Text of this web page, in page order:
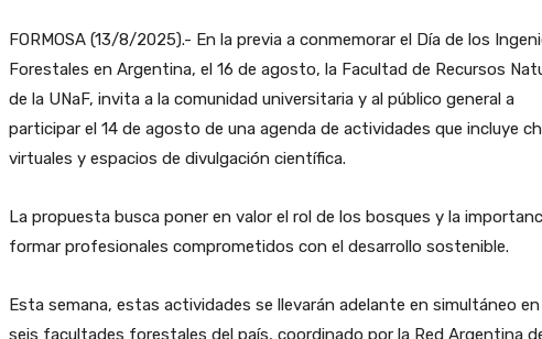
FORMOSA (13/8/2025).- En la previa a conmemorar el Día de los
Forestales en Argentina, el 16 de agosto, la Facultad de Recursos
de la UNaF, invita a la comunidad universitaria y al público general a
participar el 14 de agosto de una agenda de actividades que incluye
virtuales y espacios de divulgación científica.
La propuesta busca poner en valor el rol de los bosques y la
formar profesionales comprometidos con el desarrollo sostenible.
Esta semana, estas actividades se llevarán adelante en simultáneo
seis facultades forestales del país, coordinado por la Red Argentina